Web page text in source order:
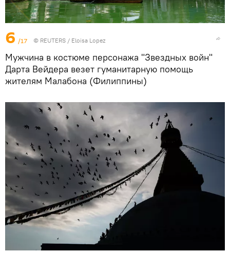
6 /17 © REUTERS / Eloisa Lopez
Мужчина в костюме персонажа "Звездных войн"
Дарта Вейдера везет гуманитарную помощь
жителям Малабона (Филиппины)